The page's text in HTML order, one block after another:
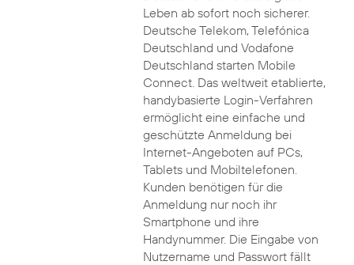
Leben ab sofort noch sicherer.
Deutsche Telekom, Telefónica
Deutschland und Vodafone
Deutschland starten Mobile
Connect. Das weltweit etablierte,
handybasierte Login-Verfahren
ermöglicht eine einfache und
geschützte Anmeldung bei
Internet-Angeboten auf PCs,
Tablets und Mobiltelefonen.
Kunden benötigen für die
Anmeldung nur noch ihr
Smartphone und ihre
Handynummer. Die Eingabe von
Nutzername und Passwort fällt